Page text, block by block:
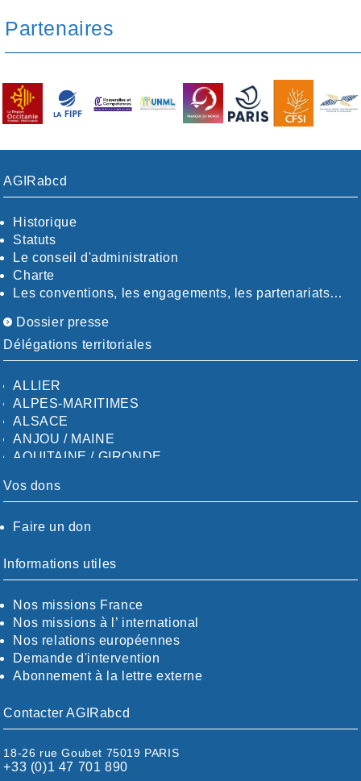
Partenaires
AGIRabcd
Historique
Statuts
Le conseil d'administration
Charte
Les conventions, les engagements, les partenariats…
Dossier presse
Délégations territoriales
ALLIER
ALPES-MARITIMES
ALSACE
ANJOU / MAINE
AQUITAINE / GIRONDE
AUDE
CALVADOS-ORNE
CHARENTE-MARITIME
CÖTE-D'OR
CÖTES-D'ARMOR
DORDOGNE
DRÖME / ARDÈCHE
ESSONNE
EURE-ET-LOIR
FINISTÈRE
HAUTES-PYRÉNÉES
HÉRAULT
Vos dons
Faire un don
Informations utiles
Nos missions France
Nos missions à l’ international
Nos relations européennes
Demande d'intervention
Abonnement à la lettre externe
Contacter AGIRabcd
18-26 rue Goubet 75019 PARIS
+33 (0)1 47 701 890